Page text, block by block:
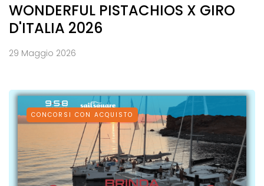
WONDERFUL PISTACHIOS X GIRO
D'ITALIA 2026
29 Maggio 2026
CONCORSI CON ACQUISTO